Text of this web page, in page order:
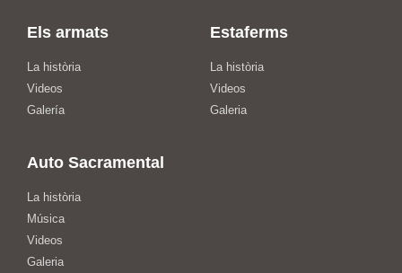
Els armats
La història
Videos
Galería
Estaferms
La història
Videos
Galeria
Auto Sacramental
La història
Música
Videos
Galeria